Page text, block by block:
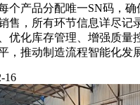
个产品分配唯一SN码，
售，所有环节信息详尽记
优化库存管理、增强质量
，推动制造流程智能化发
16